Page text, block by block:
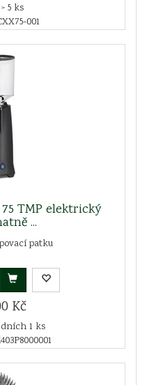
5 ks
001
TMP elektrický
...
patku
Kč
1 ks